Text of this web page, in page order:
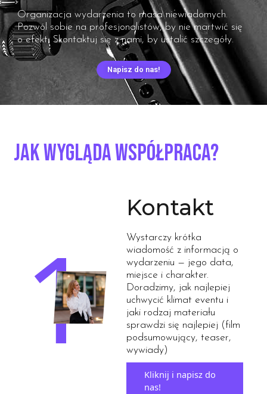
Organizacja wydarzenia to masa niewiadomych.
Pozwól sobie na profesjonalistów, by nie martwić się
o efekt. Skontaktuj się z nami, by ustalić szczegóły.
Napisz do nas!
JAK WYGLĄDA WSPÓŁPRACA?
Kontakt
Wystarczy krótka
wiadomość z informacją o
wydarzeniu — jego data,
miejsce i charakter.
Doradzimy, jak najlepiej
uchwycić klimat eventu i
jaki rodzaj materiału
sprawdzi się najlepiej (film
podsumowujący, teaser,
wywiady)
Kliknij i napisz do
nas!